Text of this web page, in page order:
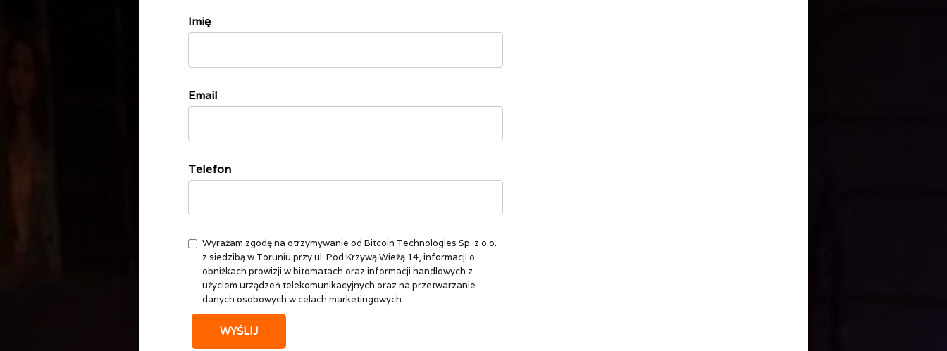
Imię
Email
Telefon
Wyrażam zgodę na otrzymywanie od Bitcoin Technologies Sp. z o.o.
z siedzibą w Toruniu przy ul. Pod Krzywą Wieżą 14, informacji o
obniżkach prowizji w bitomatach oraz informacji handlowych z
użyciem urządzeń telekomunikacyjnych oraz na przetwarzanie
danych osobowych w celach marketingowych.